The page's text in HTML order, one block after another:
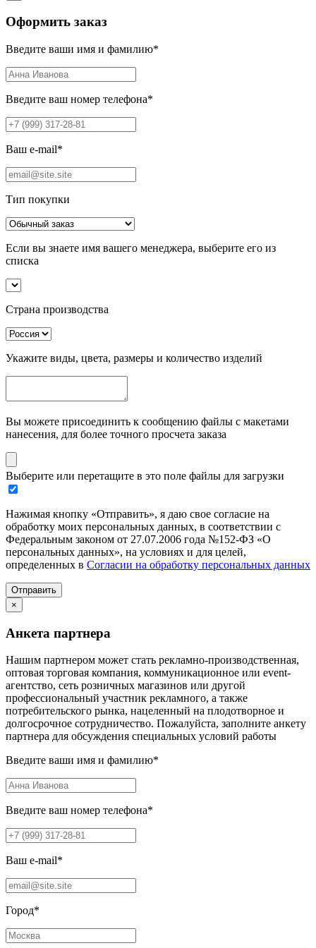
Оформить заказ
Введите ваши имя и фамилию*
Введите ваш номер телефона*
Ваш e-mail*
Тип покупки
Если вы знаете имя вашего менеджера, выберите его из
списка
Страна производства
Укажите виды, цвета, размеры и количество изделий
Вы можете присоединить к сообщению файлы с макетами
нанесения, для более точного просчета заказа
Выберите или перетащите в это поле файлы для загрузки
Нажимая кнопку «Отправить», я даю свое согласие на
обработку моих персональных данных, в соответствии с
Федеральным законом от 27.07.2006 года №152-ФЗ «О
персональных данных», на условиях и для целей,
определенных в Согласии на обработку персональных данных
Отправить
×
Анкета партнера
Нашим партнером может стать рекламно-производственная,
оптовая торговая компания, коммуникационное или event-
агентство, сеть розничных магазинов или другой
профессиональный участник рекламного, а также
потребительского рынка, нацеленный на плодотворное и
долгосрочное сотрудничество. Пожалуйста, заполните анкету
партнера для обсуждения специальных условий работы
Введите ваши имя и фамилию*
Введите ваш номер телефона*
Ваш e-mail*
Город*